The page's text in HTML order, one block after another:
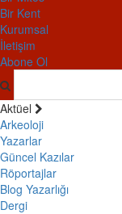
Bir Kent
Kurumsal
İletişim
Abone Ol
Aktüel
Arkeoloji
Yazarlar
Güncel Kazılar
Röportajlar
Blog Yazarlığı
Dergi